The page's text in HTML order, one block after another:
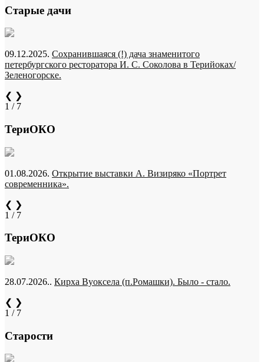
Старые дачи
09.12.2025. Сохранившаяся (!) дача знаменитого
петербургского ресторатора И. С. Соколова в Терийоках/
Зеленогорске.
❮ ❯
1 / 7
ТериОКО
01.08.2026. Открытие выставки А. Визиряко «Портрет
современника».
❮ ❯
1 / 7
ТериОКО
28.07.2026.. Кирха Вуоксела (п.Ромашки). Было - стало.
❮ ❯
1 / 7
Старости